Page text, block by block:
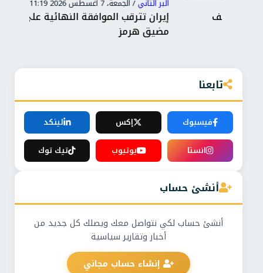
الجمعة، 7 أغسطس 2026 11:19 م
إيران تترقب الموافقة النهائية على اتفاق فتح
تابعنا
فيسبوك إكس
لينكد
انستا
يوتيوب تيك توك
أنشئ حساب
أنشئ حساب لكي نتواصل معك ويصلك كل جديد من
أخبار وتقارير سياسية
إنشاء حساب مجاني